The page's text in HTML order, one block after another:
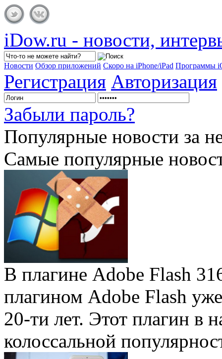
iDow.ru - новости,
Новости Обзор приложений Скоро на iPhone/iPad Программы
Регистрация Авторизация
Забыли пароль?
Популярные новости за
Самые популярные
В плагине Adobe Flash
плагином Adobe Flash
20-ти лет. Этот плагин в
колоссальной